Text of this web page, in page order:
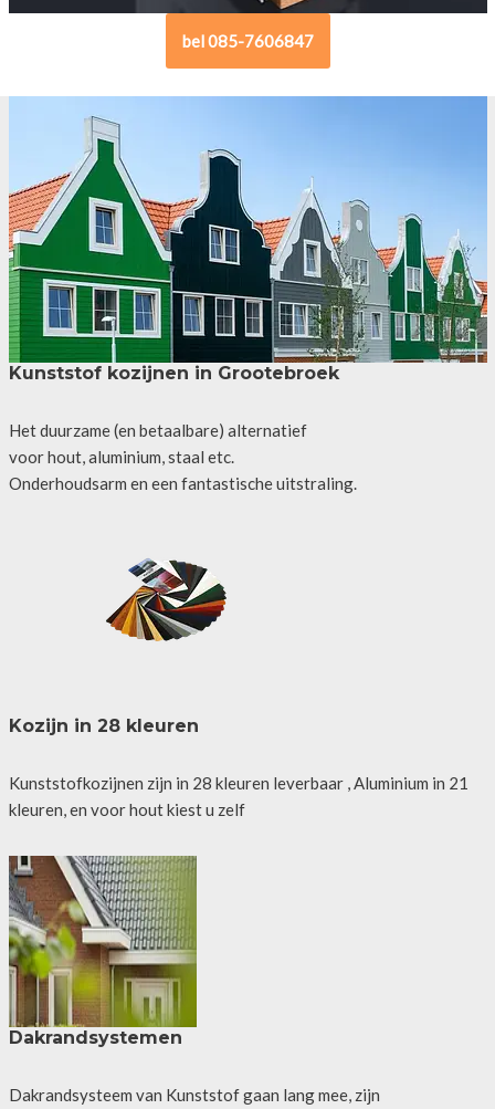
bel 085-7606847
Kunststof kozijnen in Grootebroek
Het duurzame (en betaalbare) alternatief
voor hout, aluminium, staal etc.
Onderhoudsarm en een fantastische uitstraling.
Kozijn in 28 kleuren
Kunststofkozijnen zijn in 28 kleuren leverbaar , Aluminium in 21
kleuren, en voor hout kiest u zelf
Dakrandsystemen
Dakrandsysteem van Kunststof gaan lang mee, zijn